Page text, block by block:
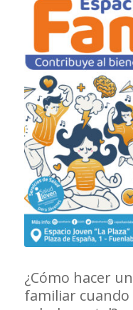
¿Cómo hacer
familiar